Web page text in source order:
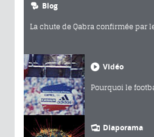
Blog
La chute de Qabra confirmée par
Vidéo
Pourquoi le
Diaporama